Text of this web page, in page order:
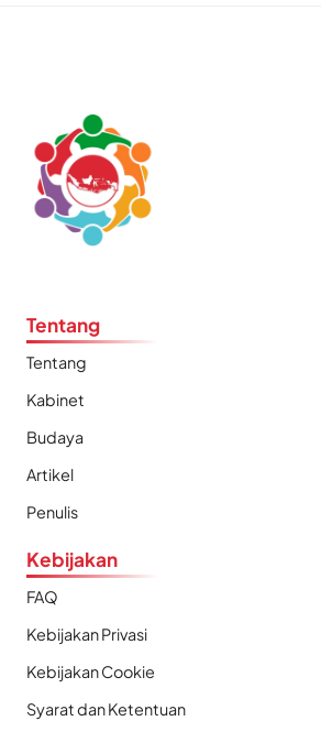
Tentang
Tentang
Kabinet
Budaya
Artikel
Penulis
Kebijakan
FAQ
Kebijakan Privasi
Kebijakan Cookie
Syarat dan Ketentuan